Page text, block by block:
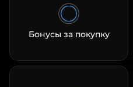
Бонусы за покупку